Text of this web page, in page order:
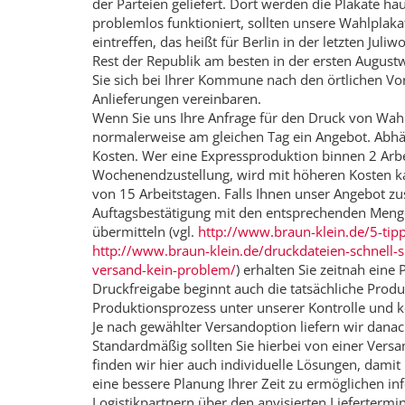
der Parteien geliefert. Dort werden die Plakate
problemlos funktioniert, sollten unsere
eintreffen, das heißt für Berlin in der letzten
Rest der Republik am besten in der ersten
Sie sich bei Ihrer Kommune nach den örtlichen
Anlieferungen vereinbaren.
Wenn Sie uns Ihre Anfrage für den Druck von
normalerweise am gleichen Tag ein Angebot.
Kosten. Wer eine Expressproduktion binnen 2
Wochenendzustellung, wird mit höheren Kosten
von 15 Arbeitstagen. Falls Ihnen unser Angebot
Auftagsbestätigung mit den entsprechenden
übermitteln (vgl. http://www.braun-klein.de/5-
http://www.braun-klein.de/druckdateien-schnell-
versand-kein-problem/) erhalten Sie zeitnah eine
Druckfreigabe beginnt auch die tatsächliche
Produktionsprozess unter unserer Kontrolle und
Je nach gewählter Versandoption liefern wir
Standardmäßig sollten Sie hierbei von einer
finden wir hier auch individuelle Lösungen,
eine bessere Planung Ihrer Zeit zu ermöglichen